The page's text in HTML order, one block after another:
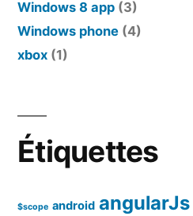
Windows 8 app (3)
Windows phone (4)
xbox (1)
Étiquettes
$scope android angularJs